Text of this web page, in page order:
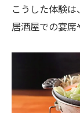
こうした体験は
居酒屋での宴席